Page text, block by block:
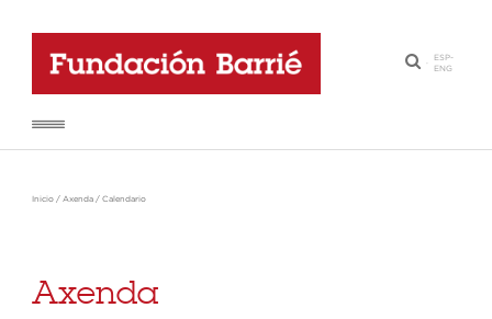
·
ESP-
ENG
Inicio / Axenda / Calendario
Axenda